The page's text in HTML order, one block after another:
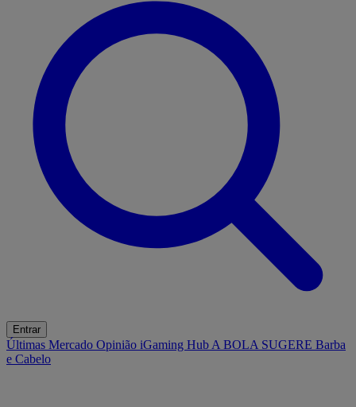
Entrar
Últimas Mercado Opinião iGaming Hub A BOLA SUGERE Barba
e Cabelo